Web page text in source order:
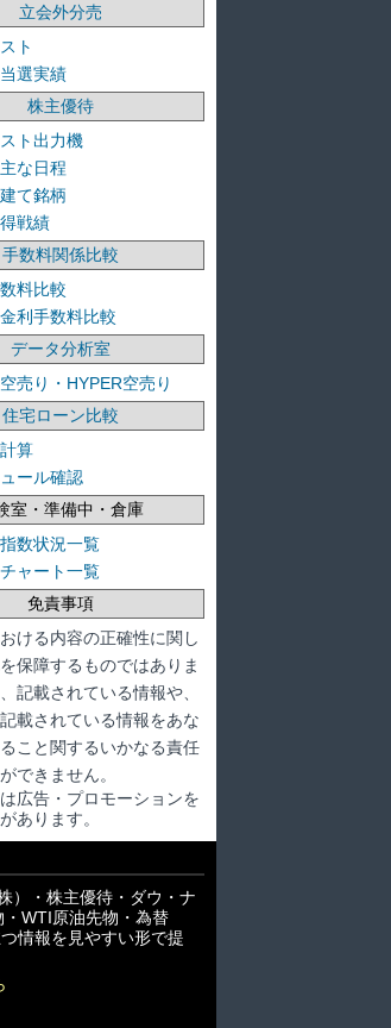
立会外分売
ト
選実績
株主優待
ト出力機
な日程
て銘柄
戦績
手数料関係比較
料比較
利手数料比較
データ分析室
売り・HYPER空売り
住宅ローン比較
算
ール確認
室・準備中・倉庫
数状況一覧
ャート一覧
免責事項
ける内容の正確性に関し
保障するものではありま
記載されている情報や、
載されている情報をあな
こと関するいかなる責任
できません。
広告・プロモーションを
あります。
）・株主優待・ダウ・ナ
WTI原油先物・為替
情報を見やすい形で提